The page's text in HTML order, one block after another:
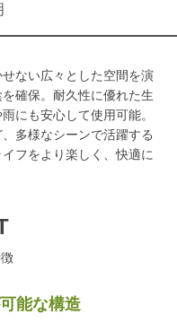
ない広々とした空間を演
確保。耐久性に優れた生
にも安心して使用可能。
多様なシーンで活躍する
フをより楽しく、快適に
能な構造